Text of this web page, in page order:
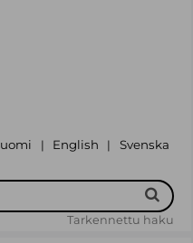
| English | Svenska
Tarkennettu haku